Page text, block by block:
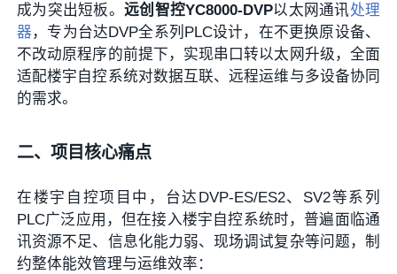
成为突出短板。 远创智控YC8000-DVP以太网通讯处理
器 ，专为台达DVP全系列PLC设计，在不更换原设备、
不改动原程序的前提下，实现串口转以太网升级，全面
适配楼宇自控系统对数据互联、远程运维与多设备协同
的需求。
二、项目核心痛点
在楼宇自控项目中，台达DVP-ES/ES2、SV2等系列
PLC广泛应用，但在接入楼宇自控系统时，普遍面临通
讯资源不足、信息化能力弱、现场调试复杂等问题，制
约整体能效管理与运维效率：